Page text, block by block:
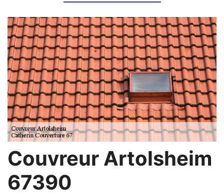
Couvreur Artolsheim
67390